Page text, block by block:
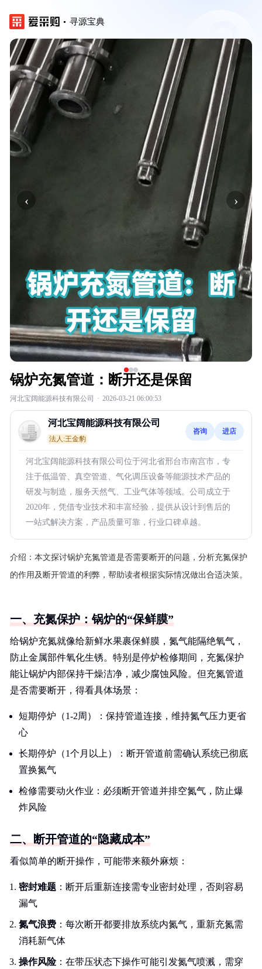
寻源宝典
‹ ›
锅炉充氮管道：断开还是保留
河北宝阔能源科技有限公司 · 2026-03-21 06:00:53
河北宝阔能源科技有限公司
法人:王金豹
咨询 进店
河北宝阔能源科技有限公司位于河北省邢台市南宫市，专
注于低温管、真空管道、气化调压设备等能源技术产品的
研发与制造，服务天然气、工业气体等领域。公司成立于
2020年，凭借专业技术和丰富经验，提供从设计到售后的
一站式解决方案，产品质量可靠，行业口碑卓越。
介绍： 本文探讨锅炉充氮管道是否需要断开的问题，分析充氮保护
的作用及断开管道的利弊，帮助读者根据实际情况做出合适决策。
一、充氮保护：锅炉的“保鲜膜”
给锅炉充氮就像给新鲜水果裹保鲜膜，氮气能隔绝氧气，
防止金属部件氧化生锈。特别是停炉检修期间，充氮保护
能让锅炉内部保持干燥洁净，减少腐蚀风险。但充氮管道
是否需要断开，得看具体场景：
短期停炉（1-2周）：保持管道连接，维持氮气压力更省
心
长期停炉（1个月以上）：断开管道前需确认系统已彻底
置换氮气
检修需要动火作业：必须断开管道并排空氮气，防止爆
炸风险
二、断开管道的“隐藏成本”
看似简单的断开操作，可能带来额外麻烦：
密封难题 ：断开后重新连接需专业密封处理，否则容易
漏气
氮气浪费 ：每次断开都要排放系统内氮气，重新充氮需
消耗新气体
操作风险：在带压状态下操作可能引发氮气喷溅，需穿